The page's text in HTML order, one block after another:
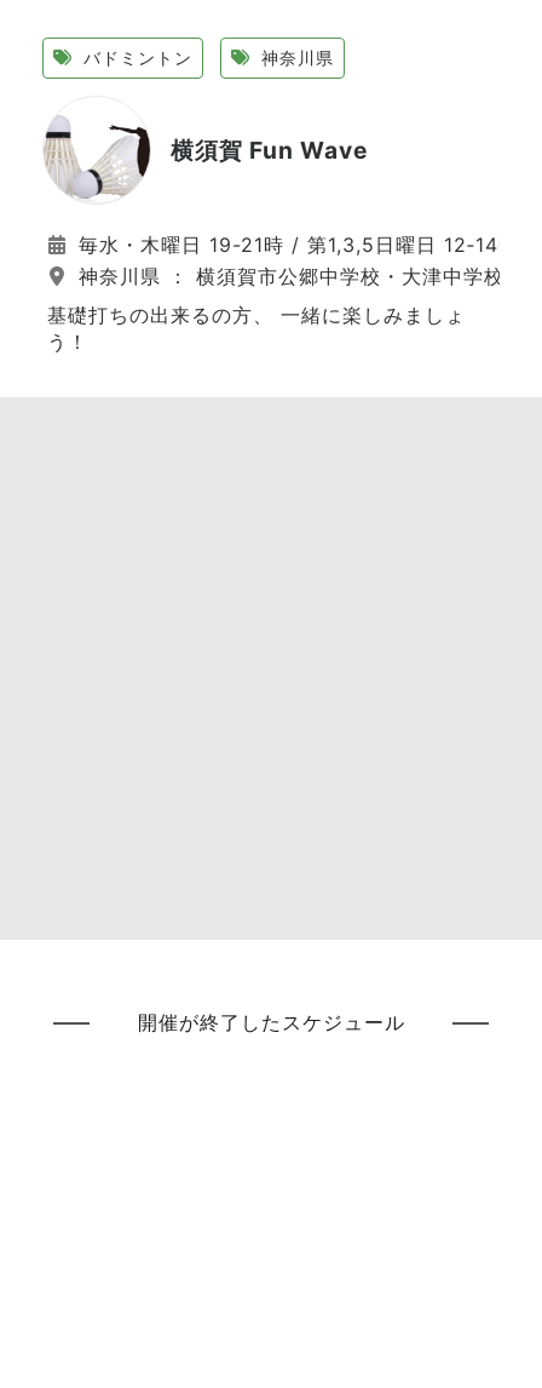
バドミントン 神奈川県
横須賀 Fun Wave
毎水・木曜日 19-21時 / 第1,3,5日曜日 12‐14時
神奈川県 ： 横須賀市公郷中学校・大津中学校
基礎打ちの出来るの方、 一緒に楽しみましょ
う！
開催が終了したスケジュール